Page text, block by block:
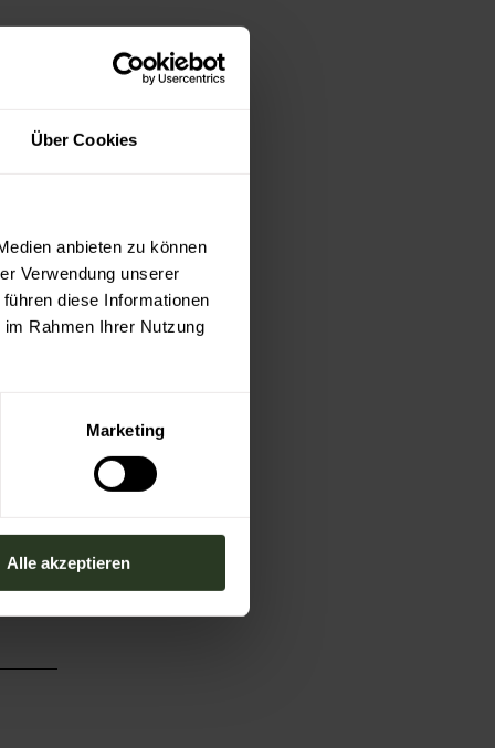
Über Cookies
anbieten zu können
Verwendung unserer
diese Informationen
Rahmen Ihrer Nutzung
Marketing
Alle akzeptieren